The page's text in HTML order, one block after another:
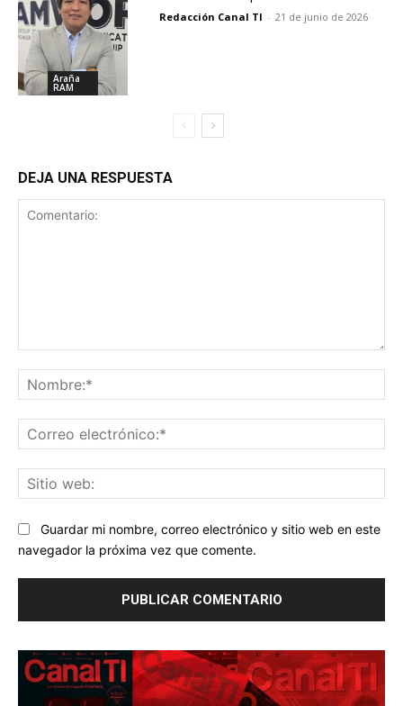
Araña
RAM
Redacción Canal TI - 21 de junio de 2026
DEJA UNA RESPUESTA
Guardar mi nombre, correo electrónico y sitio web en este
navegador la próxima vez que comente.